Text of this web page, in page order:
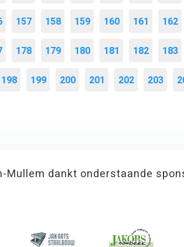
157 158 159 160 161 162
178 179 180 181 182 183
198 199 200 201 202 203
Mullem dankt onderstaande